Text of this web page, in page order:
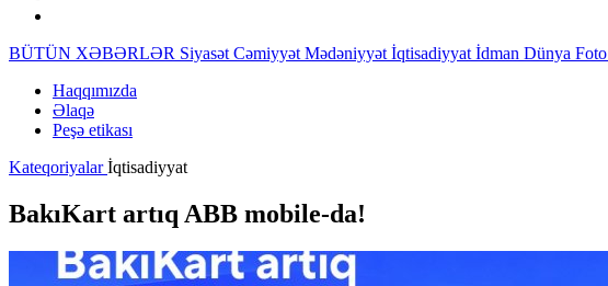
BÜTÜN XƏBƏRLƏR Siyasət Cəmiyyət Mədəniyyət İqtisadiyyat İdman Dünya Foto
Haqqımızda
Əlaqə
Peşə etikası
Kateqoriyalarİqtisadiyyat
BakıKart artıq ABB mobile-da!